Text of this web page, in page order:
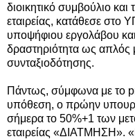
διοικητικό συμβούλιο
εταιρείας, κατάθεσε
υποψήφιου εργολάβου
δραστηριότητα ως απλός
συνταξιοδότησης.
Πάντως, σύμφωνα με το
υπόθεση, ο πρώην
σήμερα το 50%+1 των
εταιρείας «ΔΙΑΤΜΗΣΗ».